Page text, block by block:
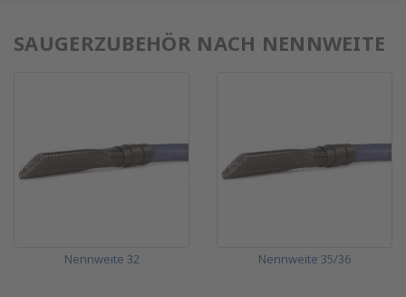
SAUGERZUBEHÖR NACH NENNWEITE
Nennweite 32 Nennweite 35/36